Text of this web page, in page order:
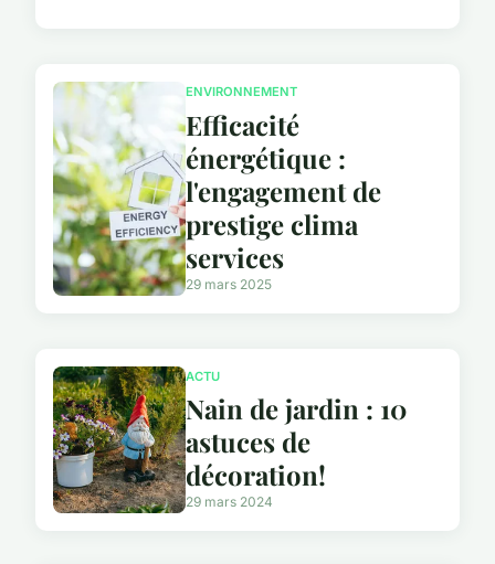
ENVIRONNEMENT
Efficacité
énergétique :
l'engagement de
prestige clima
services
29 mars 2025
ACTU
Nain de jardin : 10
astuces de
décoration!
29 mars 2024